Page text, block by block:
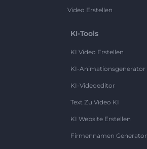
Video Erstellen
KI-Tools
KI Video Erstellen
KI-Animationsgenerator
KI-Videoeditor
Text Zu Video KI
KI Website Erstellen
Firmennamen Generator